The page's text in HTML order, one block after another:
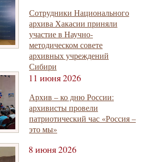
Сотрудники Национального
архива Хакасии приняли
участие в Научно-
методическом совете
архивных учреждений
Сибири
11 июня 2026
Архив – ко дню России:
архивисты провели
патриотический час «Россия –
это мы»
8 июня 2026